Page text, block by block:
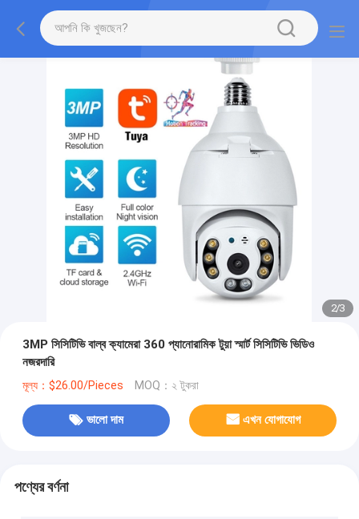
2/3
3MP সিসিটিভি বাল্ব ক্যামেরা 360 প্যানোরামিক টুয়া স্মার্ট সিসিটিভি ভিডিও
নজরদারি
মূল্য：$26.00/Pieces MOQ：২ টুকরা
ভালো দাম এখন যোগাযোগ
পণ্যের বর্ণনা